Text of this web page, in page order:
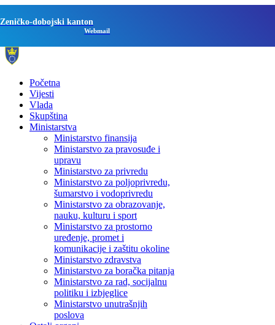
Zeničko-dobojski kanton
Webmail
Početna
Vijesti
Vlada
Skupština
Ministarstva
Ministarstvo finansija
Ministarstvo za pravosuđe i
upravu
Ministarstvo za privredu
Ministarstvo za poljoprivredu,
šumarstvo i vodoprivredu
Ministarstvo za obrazovanje,
nauku, kulturu i sport
Ministarstvo za prostorno
uređenje, promet i
komunikacije i zaštitu okoline
Ministarstvo zdravstva
Ministarstvo za boračka pitanja
Ministarstvo za rad, socijalnu
politiku i izbjeglice
Ministarstvo unutrašnjih
poslova